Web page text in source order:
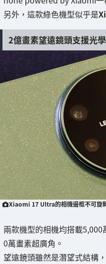
另外，這款綠色機型似乎是
2億畫素望遠鏡頭支援光
Xiaomi 17 Ultra的相機邊框不可旋
兩款機型的相機均搭載
0萬畫素超廣角。
望遠鏡頭雖然是潛望式結構